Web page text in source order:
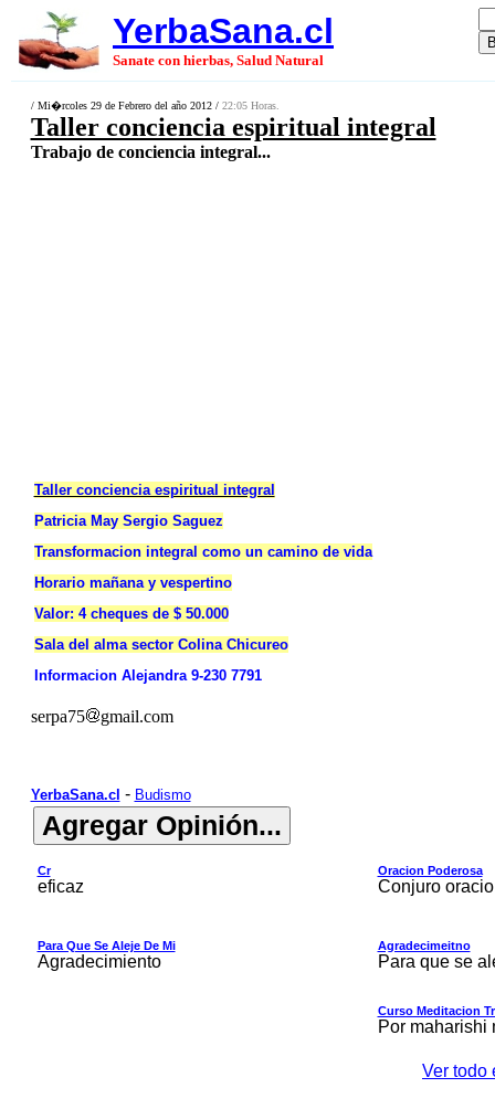
YerbaSana.cl
Sanate con hierbas, Salud Natural
/ Mi�rcoles 29 de Febrero del año 2012 / 22:05 Horas.
Taller conciencia espiritual integral
Trabajo de conciencia integral...
Taller conciencia espiritual integral
Patricia May Sergio Saguez
Transformacion integral como un camino de vida
Horario mañana y vespertino
Valor: 4 cheques de $ 50.000
Sala del alma sector Colina Chicureo
Informacion Alejandra 9-230 7791
serpa75 gmail.com
YerbaSana.cl - Budismo
Cr
eficaz
Oracion Poderosa
Conjuro
Para Que Se Aleje De Mi
Agradecimiento
Agradecimeitno
Para que se
Curso Meditacion
Por maharishi
Ver todo